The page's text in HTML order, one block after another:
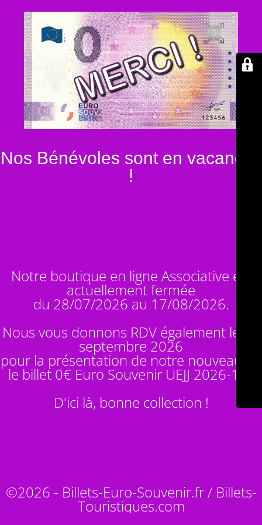
Nos Bénévoles sont en vacances
!
Notre boutique en ligne Associative est
actuellement fermée
du 28/07/2026 au 17/08/2026.
Nous vous donnons RDV également le 14
septembre 2026
pour la présentation de notre nouveauté :
le billet 0€ Euro Souvenir UEJJ 2026-10
D'ici là, bonne collection !
©2026 - Billets-Euro-Souvenir.fr / Billets-
Touristiques.com